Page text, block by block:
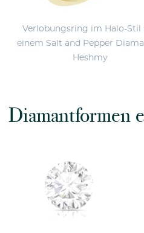
Verlobungsring im Halo-Stil
einem Salt and Pepper
Heshmy
Diamantformen